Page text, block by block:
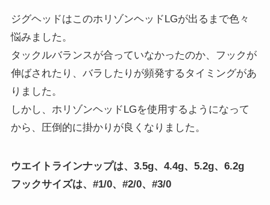
ジグヘッドはこのホリゾンヘッドLGが出るまで色々
悩みました。
タックルバランスが合っていなかったのか、フックが
伸ばされたり、バラしたりが頻発するタイミングがあ
りました。
しかし、ホリゾンヘッドLGを使用するようになって
から、圧倒的に掛かりが良くなりました。
ウエイトラインナップは、3.5g、4.4g、5.2g、6.2g
フックサイズは、#1/0、#2/0、#3/0